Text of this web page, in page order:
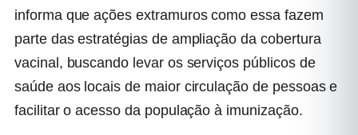
informa que ações extramuros como essa fazem
parte das estratégias de ampliação da cobertura
vacinal, buscando levar os serviços públicos de
saúde aos locais de maior circulação de pessoas e
facilitar o acesso da população à imunização.